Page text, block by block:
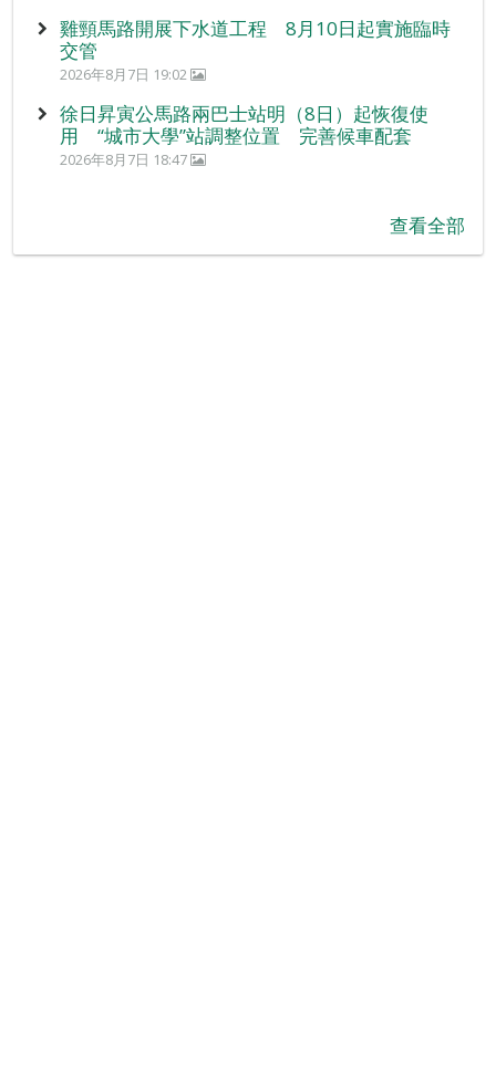
雞頸馬路開展下水道工程 8月10日起實施臨時
交管
2026年8月7日 19:02
徐日昇寅公馬路兩巴士站明（8日）起恢復使
用 “城市大學”站調整位置 完善候車配套
2026年8月7日 18:47
查看全部